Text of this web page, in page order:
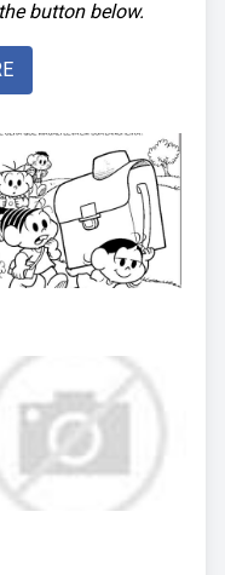
button below.